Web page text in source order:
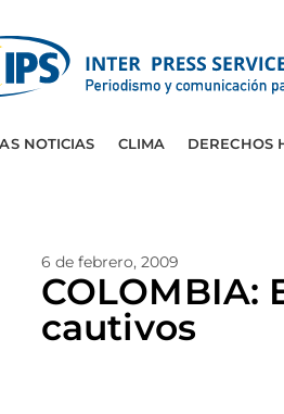
NOTICIAS CLIMA DERECHOS
6 de febrero, 2009
COLOMBIA:
cautivos